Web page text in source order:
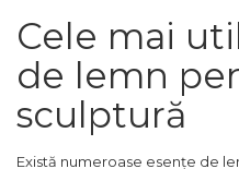
Presa Hidraulica
& Suruburi
Extractor Rulmenti
Cele mai
de lemn
sculptură
Există numeroase esențe de